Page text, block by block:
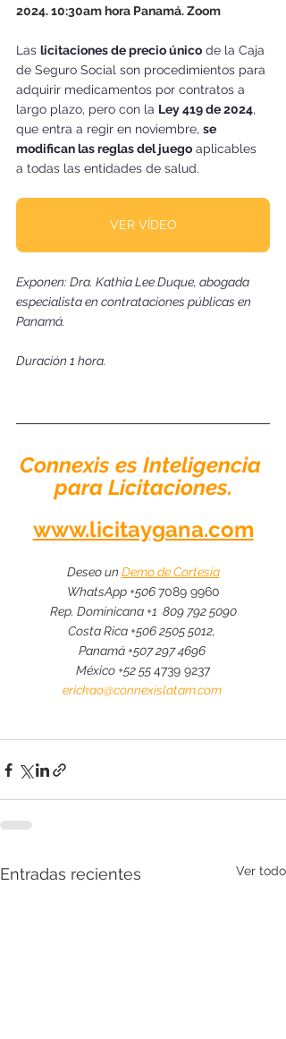
2024. 10:30am hora Panamá. Zoom
Las licitaciones de precio único de la Caja
de Seguro Social son procedimientos para
adquirir medicamentos por contratos a
largo plazo, pero con la Ley 419 de 2024,
que entra a regir en noviembre, se
modifican las reglas del juego aplicables
a todas las entidades de salud.
VER VÍDEO
Exponen: Dra. Kathia Lee Duque, abogada
especialista en contrataciones públicas en
Panamá.
Duración 1 hora.
Connexis es Inteligencia
para Licitaciones.
www.licitaygana.com
Deseo un Demo de Cortesía
WhatsApp +506 7089 9960
Rep. Dominicana +1  809 792 5090
Costa Rica +506 2505 5012,
Panamá +507 297 4696
México +52 55 4739 9237
erickao@connexislatam.com
Entradas recientes Ver todo